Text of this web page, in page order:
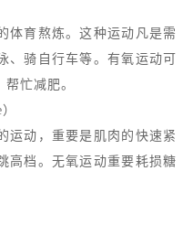
体育熬炼。这种运动凡是需
、骑自行车等。有氧运动可
忙减肥。
运动，重要是肌肉的快速紧
高档。无氧运动重要耗损糖